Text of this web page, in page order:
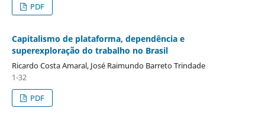
PDF
Capitalismo de plataforma, dependência e
superexploração do trabalho no Brasil
Ricardo Costa Amaral, José Raimundo Barreto Trindade
1-32
PDF